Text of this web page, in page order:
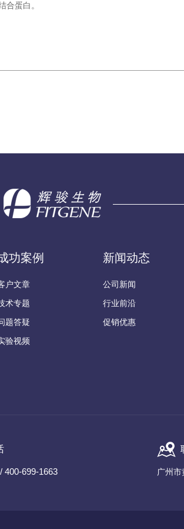
合蛋白。
功案例
户文章
术专题
题答疑
验视频
新闻动态
公司新闻
行业前沿
促销优惠
400-699-1663 广州